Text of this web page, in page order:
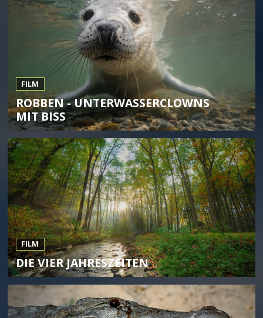
FILM
ROBBEN - UNTERWASSERCLOWNS
MIT BISS
FILM
DIE VIER JAHRESZEITEN